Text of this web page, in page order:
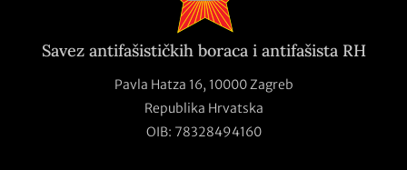
Savez antifašističkih boraca i antifašista RH
Pavla Hatza 16, 10000 Zagreb
Republika Hrvatska
OIB: 78328494160